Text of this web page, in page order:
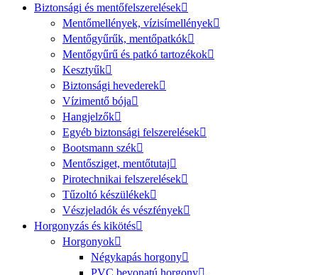
Biztonsági és mentőfelszerelések
Mentőmellények, vízisímellények
Mentőgyűrűk, mentőpatkók
Mentőgyűrű és patkó tartozékok
Kesztyűk
Biztonsági hevederek
Vízimentő bója
Hangjelzők
Egyéb biztonsági felszerelések
Bootsmann szék
Mentősziget, mentőtutaj
Pirotechnikai felszerelések
Tűzoltó készülékek
Vészjeladók és vészfények
Horgonyzás és kikötés
Horgonyok
Négykapás horgony
PVC bevonatú horgony